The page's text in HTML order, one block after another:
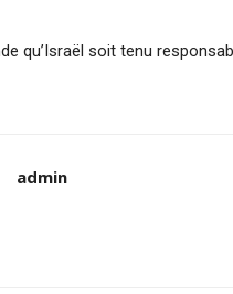
qu’Israël soit tenu
admin